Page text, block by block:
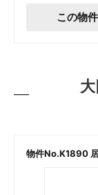
この物
物件No.K1890